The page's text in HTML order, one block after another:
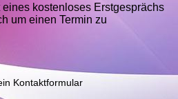
kostenloses Erstgesprächs
um einen Termin zu
Kontaktformular